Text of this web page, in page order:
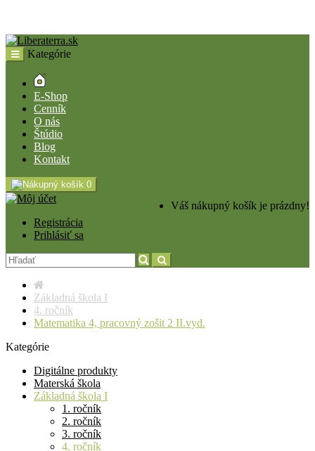
Kategórie
E-Shop
Cenník
O nás
Štúdio
Blog
Kontakt
0
Váš nákupný košík je prázdny!
Registrácia
Prihlásiť sa
Základná škola I
4. ročník
Matematika 4, pracovný zošit 2 II.vyd.
Kategórie
Digitálne produkty
Materská škola
Základná škola I
1. ročník
2. ročník
3. ročník
4. ročník